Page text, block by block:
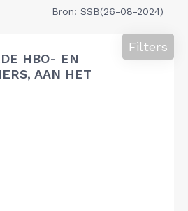
Bron: SSB(26-08-2024)
HBO- EN
AAN HET
Filters